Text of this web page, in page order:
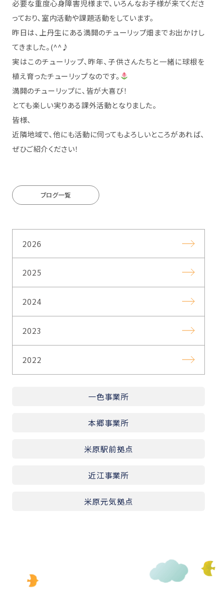
必要な重度心身障害児様まで、いろんなお子様が来てくださ
っており、室内活動や課題活動をしています。
昨日は、上丹生にある満開のチューリップ畑までお出かけし
てきました。(^^♪
実はこのチューリップ、昨年、子供さんたちと一緒に球根を
植え育ったチューリップなのです。
満開のチューリップに、皆が大喜び！
とても楽しい実りある課外活動となりました。
皆様、
近隣地域で、他にも活動に伺ってもよろしいところがあれば、
ぜひご紹介ください！
ブログ一覧
2026
2025
2024
2023
2022
一色事業所
本郷事業所
米原駅前拠点
近江事業所
米原元気拠点